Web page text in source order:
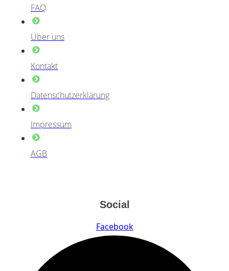
FAQ
Über uns
Kontakt
Datenschutzerklärung
Impressum
AGB
Social
Facebook